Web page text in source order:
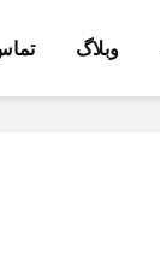
وبلاگ